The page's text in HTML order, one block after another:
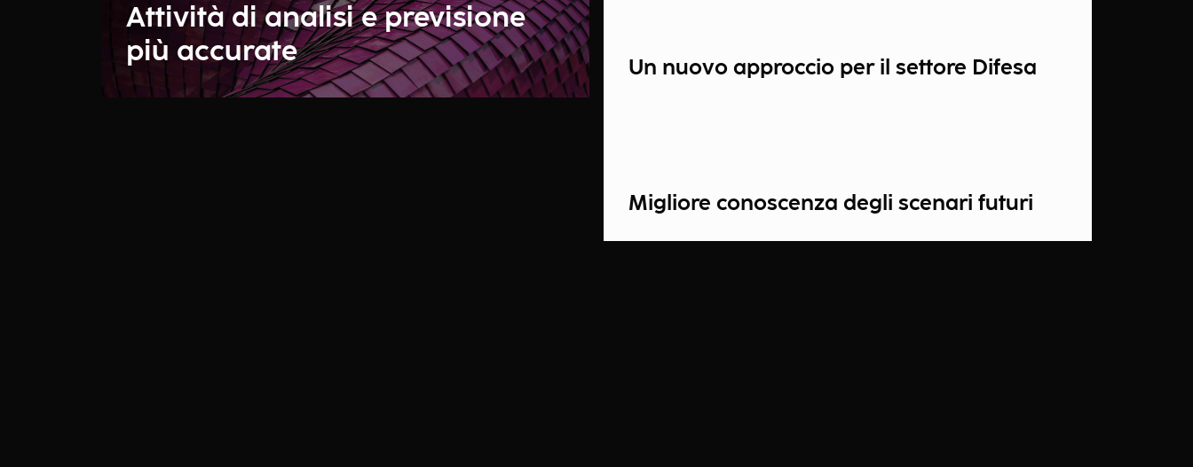
Attività di analisi e previsione
più accurate
Un nuovo approccio per il settore Difesa
Migliore conoscenza degli scenari futuri